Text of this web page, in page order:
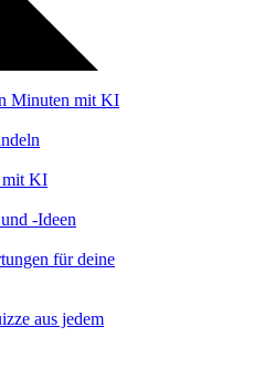
Minuten mit KI
mit KI
-Ideen
für deine
aus jedem